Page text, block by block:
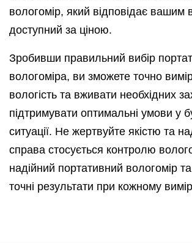
вологомір, який відповідає вашим
доступний за ціною.
Зробивши правильний вибір
вологоміра, ви зможете точно
вологість та вживати необхідних
підтримувати оптимальні умови у
ситуації. Не жертвуйте якістю та
справа стосується контролю
надійний портативний вологомір
точні результати при кожному